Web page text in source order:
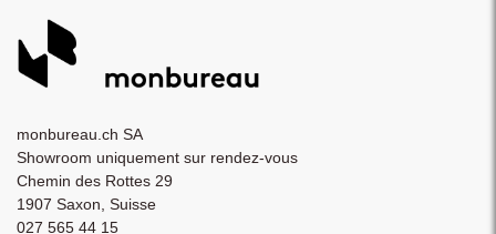
monbureau.ch SA
Showroom uniquement sur rendez-vous
Chemin des Rottes 29
1907 Saxon, Suisse
027 565 44 15